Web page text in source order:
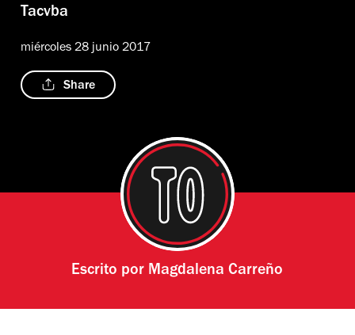
Tacvba
miércoles 28 junio 2017
Share
Escrito por Magdalena Carreño